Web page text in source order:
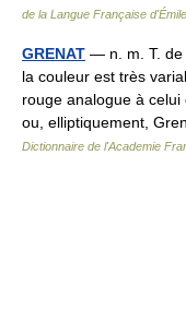
de la Langue Française
GRENAT — n. m. T. de
la couleur est très
rouge analogue à
ou, elliptiquement,
Dictionnaire de l'Academie